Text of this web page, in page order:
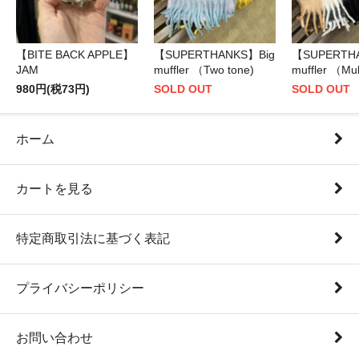
【BITE BACK APPLE】
JAM
980円(税73円)
【SUPERTHANKS】Big
muffler （Two tone)
SOLD OUT
【
muffler （
SOLD OUT
ホーム
カートを見る
特定商取引法に基づく表記
プライバシーポリシー
お問い合わせ